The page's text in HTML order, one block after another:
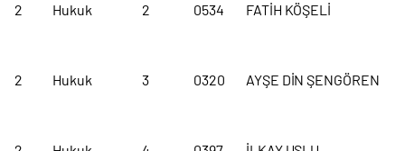
2 Hukuk 2 0534 FATİH KÖŞELİ
2 Hukuk 3 0320 AYŞE DİN ŞENGÖREN